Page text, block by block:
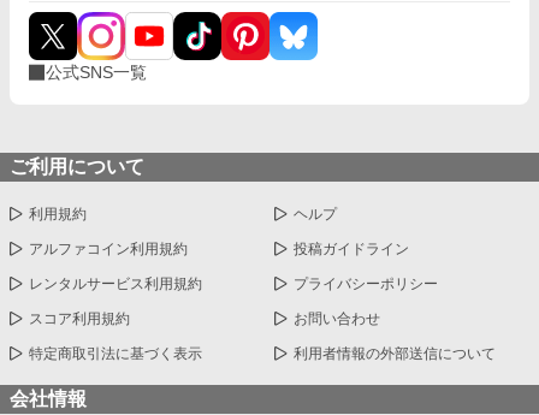
公式SNS一覧
ご利用について
利用規約 ヘルプ
アルファコイン利用規約 投稿ガイドライン
レンタルサービス利用規約 プライバシーポリシー
スコア利用規約 お問い合わせ
特定商取引法に基づく表示 利用者情報の外部送信について
会社情報